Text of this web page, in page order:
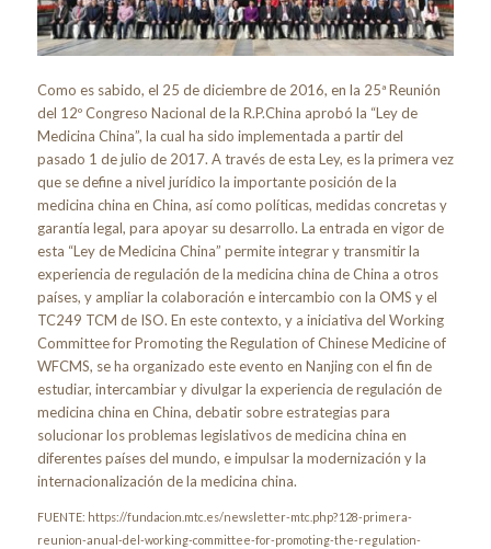
Como es sabido, el 25 de diciembre de 2016, en la 25ª Reunión
del 12º Congreso Nacional de la R.P.China aprobó la “Ley de
Medicina China”, la cual ha sido implementada a partir del
pasado 1 de julio de 2017. A través de esta Ley, es la primera vez
que se define a nivel jurídico la importante posición de la
medicina china en China, así como políticas, medidas concretas y
garantía legal, para apoyar su desarrollo. La entrada en vigor de
esta “Ley de Medicina China” permite integrar y transmitir la
experiencia de regulación de la medicina china de China a otros
países, y ampliar la colaboración e intercambio con la OMS y el
TC249 TCM de ISO. En este contexto, y a iniciativa del Working
Committee for Promoting the Regulation of Chinese Medicine of
WFCMS, se ha organizado este evento en Nanjing con el fin de
estudiar, intercambiar y divulgar la experiencia de regulación de
medicina china en China, debatir sobre estrategias para
solucionar los problemas legislativos de medicina china en
diferentes países del mundo, e impulsar la modernización y la
internacionalización de la medicina china.
FUENTE: https://fundacion.mtc.es/newsletter-mtc.php?128-primera-
reunion-anual-del-working-committee-for-promoting-the-regulation-